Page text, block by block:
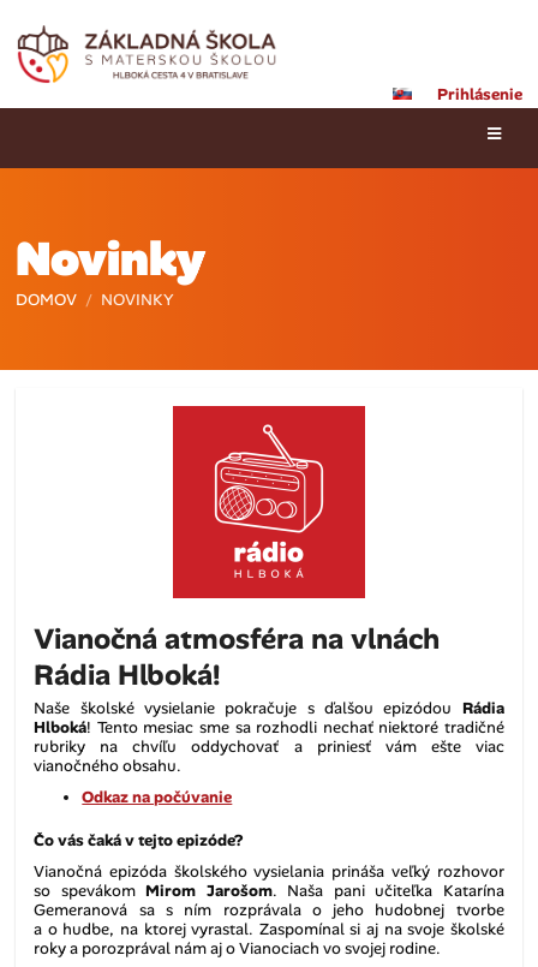
Prihlásenie
Novinky
DOMOV / NOVINKY
Vianočná atmosféra na vlnách
Rádia Hlboká!
Naše školské vysielanie pokračuje s ďalšou epizódou Rádia
Hlboká! Tento mesiac sme sa rozhodli nechať niektoré tradičné
rubriky na chvíľu oddychovať a priniesť vám ešte viac
vianočného obsahu.
Odkaz na počúvanie
Čo vás čaká v tejto epizóde?
Vianočná epizóda školského vysielania prináša veľký rozhovor
so spevákom Mirom Jarošom. Naša pani učiteľka Katarína
Gemeranová sa s ním rozprávala o jeho hudobnej tvorbe
a o hudbe, na ktorej vyrastal. Zaspomínal si aj na svoje školské
roky a porozprával nám aj o Vianociach vo svojej rodine.